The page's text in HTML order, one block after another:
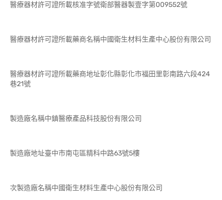
醫療器材許可證所載核准字號衛部醫器製壹字第009552號
醫療器材許可證所載藥商名稱中國衛生材料生產中心股份有限公司
醫療器材許可證所載藥商地址彰化縣彰化市福田里彰南路六段424
巷21號
製造廠名稱中鎮醫療產品科技股份有限公司
製造廠地址臺中市南屯區精科中路63號5樓
次製造廠名稱中國衛生材料生產中心股份有限公司